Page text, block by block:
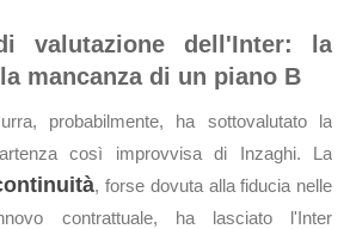
valutazione dell'Inter: la
mancanza di un piano B
probabilmente, ha sottovalutato la
così improvvisa di Inzaghi. La
, forse dovuta alla fiducia nelle
contrattuale, ha lasciato l'Inter